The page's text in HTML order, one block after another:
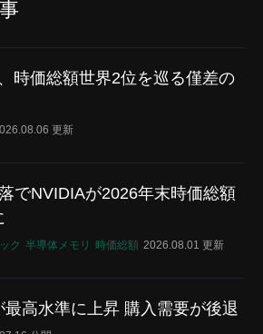
時価総額世界2位を巡る僅差の
更新
でNVIDIAが2026年末時価総額
ク 半導体メモリ 時価総額 2026.08.01 更新
高水準に上昇 購入需要が後退